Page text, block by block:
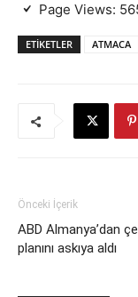
Page Views:
ETIKETLER ATMACA
Önceki İçerik
ABD Almanya’dan
planını askıya aldı